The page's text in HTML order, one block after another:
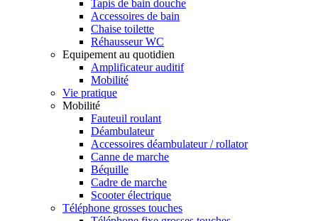
Tapis de bain douche
Accessoires de bain
Chaise toilette
Réhausseur WC
Equipement au quotidien
Amplificateur auditif
Mobilité
Vie pratique
Mobilité
Fauteuil roulant
Déambulateur
Accessoires déambulateur / rollator
Canne de marche
Béquille
Cadre de marche
Scooter électrique
Téléphone grosses touches